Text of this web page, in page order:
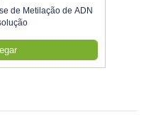
de Metilação de ADN